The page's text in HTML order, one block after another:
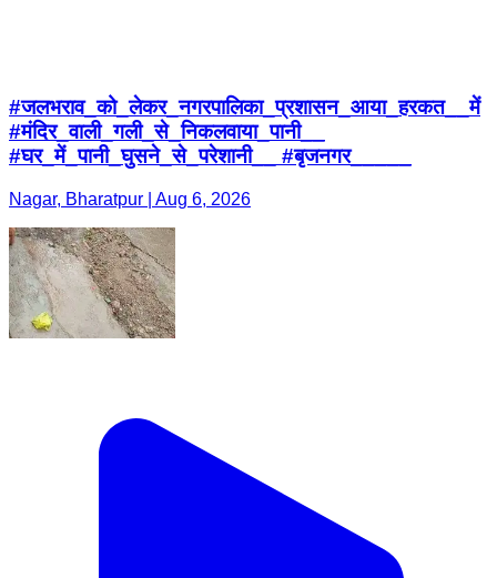
#जलभराव_को_लेकर_नगरपालिका_प्रशासन_आया_हरकत__में
#मंदिर_वाली_गली_से_निकलवाया_पानी__
#घर_में_पानी_घुसने_से_परेशानी__ #बृजनगर_____
Nagar, Bharatpur | Aug 6, 2026